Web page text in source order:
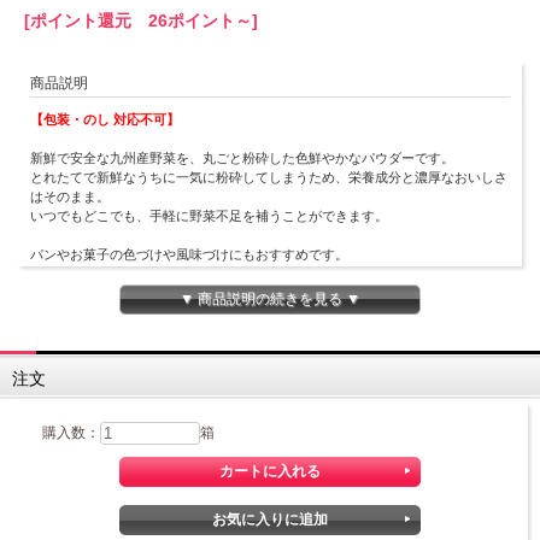
[ポイント還元 26ポイント～]
商品説明
【包装・のし 対応不可】
新鮮で安全な九州産野菜を、丸ごと粉砕した色鮮やかなパウダーです。
とれたてで新鮮なうちに一気に粉砕してしまうため、栄養成分と濃厚なおいしさ
はそのまま。
いつでもどこでも、手軽に野菜不足を補うことができます。
パンやお菓子の色づけや風味づけにもおすすめです。
▼ 商品説明の続きを見る ▼
注文
購入数： 箱